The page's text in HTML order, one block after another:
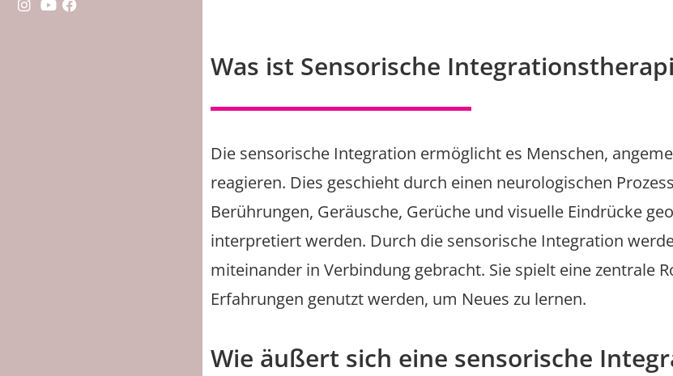
Was ist Sensorische
Die sensorische Integration ermöglicht es Menschen,
reagieren. Dies geschieht durch einen neurologischen
Berührungen, Geräusche, Gerüche und visuelle Eindrücke
interpretiert werden. Durch die sensorische Integration
miteinander in Verbindung gebracht. Sie spielt eine zentrale
Erfahrungen genutzt werden, um Neues zu lernen.
Wie äußert sich eine sensorische